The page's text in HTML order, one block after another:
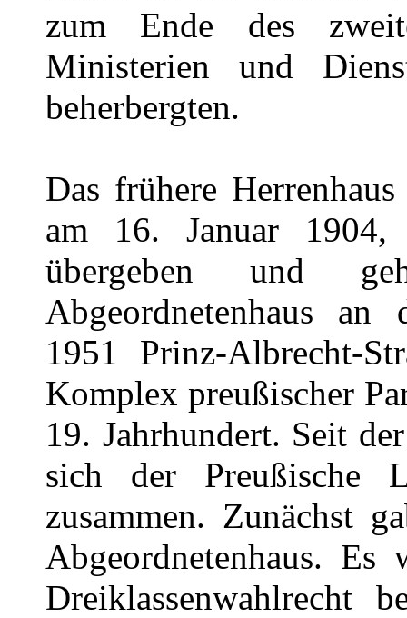
zum Ende des
Ministerien und
beherbergten.
Das frühere
am 16. Januar 1904,
übergeben und
Abgeordnetenhaus an
1951 Prinz-Albrecht-
Komplex preußischer
19. Jahrhundert. Seit
sich der Preußische
zusammen. Zunächst
Abgeordnetenhaus. Es
Dreiklassenwahlrecht